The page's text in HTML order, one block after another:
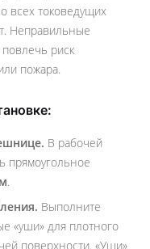
всех токоведущих
Неправильные
повлечь риск
пожара.
В рабочей
прямоугольное
.
Выполните
«уши» для плотного
поверхности. «Уши»